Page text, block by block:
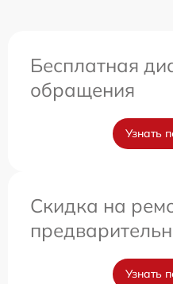
Бесплатная
обращения
Узнать
Скидка на
Узнать